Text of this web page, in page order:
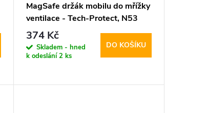
MagSafe držák mobilu do mřížky
ventilace - Tech-Protect, N53
374 Kč
Skladem - hned
k odeslání2 ks
DO KOŠÍKU